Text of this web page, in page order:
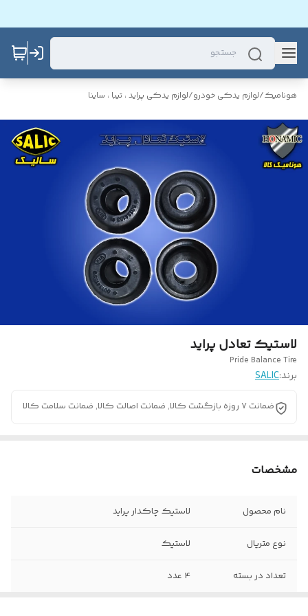
هونامیک/لوازم یدکی خودرو/لوازم یدکی پراید ، تیبا ، ساینا
لاستیک تعادل پراید
Pride Balance Tire
برند:SALIC
ضمانت 7 روزه بازگشت کالا, ضمانت اصالت کالا, ضمانت سلامت کالا
مشخصات
نام محصول لاستیک چاکدار پراید
نوع متریال لاستیک
تعداد در بسته 4 عدد